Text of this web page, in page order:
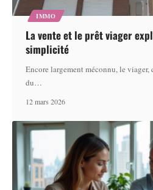
IMMO
La vente et le prêt viager
simplicité
Encore largement méconnu, le viager,
du…
12 mars 2026